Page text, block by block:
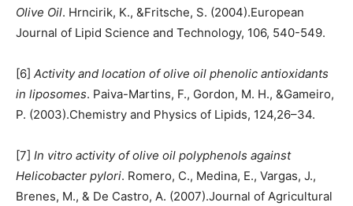
Olive Oil. Hrncirik, K., &Fritsche, S. (2004).European
Journal of Lipid Science and Technology, 106, 540-549.
[6] Activity and location of olive oil phenolic antioxidants
in liposomes. Paiva-Martins, F., Gordon, M. H., &Gameiro,
P. (2003).Chemistry and Physics of Lipids, 124,26–34.
[7] In vitro activity of olive oil polyphenols against
Helicobacter pylori. Romero, C., Medina, E., Vargas, J.,
Brenes, M., & De Castro, A. (2007).Journal of Agricultural